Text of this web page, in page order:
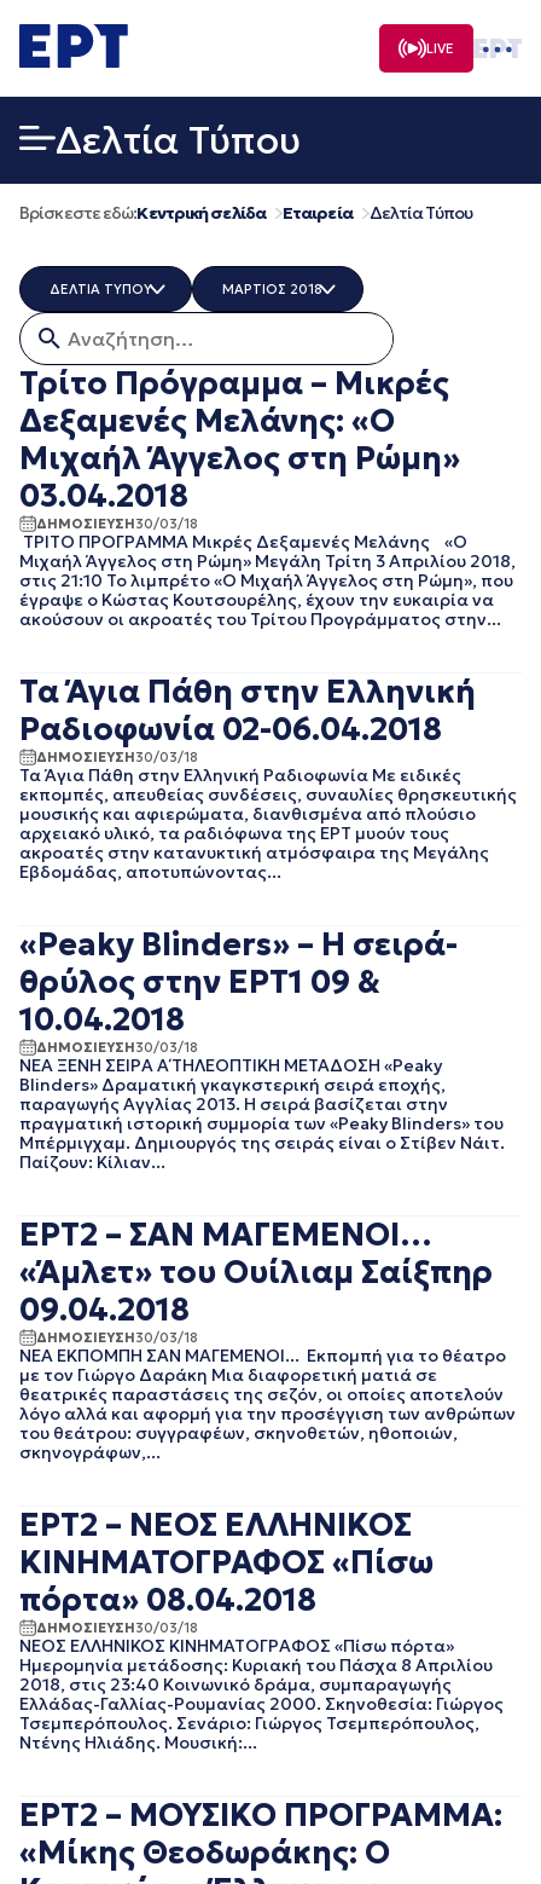
σε
περιεχόμενο
LIVE
Δελτία Τύπου
Βρίσκεστε εδώ:Κεντρική σελίδα Εταιρεία Δελτία Τύπου
ΔΕΛΤΙΑ ΤΥΠΟΥ
ERT COSMOS
ERTECHO
ERTFLIX
EUROVISION - EBU
EΡΤ1
EΡΤ2 ΣΠΟΡ
EΡΤ3
EΡΤNEWS
ΑΘΛΗΤΙΚΑ
ΓΕΝΙΚΗ
ΓΡΑΦΕΙΟ ΤΥΠΟΥ
ΕΡΤ
ΚΙΝΗΜΑΤΟΓΡΑΦΙΚΕΣ
ΠΟΛΙΤΙΣΜΟΣ
ΡΑΔΙΟΦΩΝΟ
ΤΗΛΕΟΡΑΣΗ
ΜΑΡΤΙΟΣ 2018
ΜΑΡΤΙΟΣ 2026
ΔΕΚΕΜΒΡΙΟΣ 2025
ΝΟΕΜΒΡΙΟΣ 2025
ΟΚΤΩΒΡΙΟΣ 2025
ΣΕΠΤΕΜΒΡΙΟΣ 2025
ΙΟΥΝΙΟΣ 2025
ΜΑΙΟΣ 2025
ΑΠΡΙΛΙΟΣ 2025
ΜΑΡΤΙΟΣ 2025
ΔΕΚΕΜΒΡΙΟΣ 2024
ΝΟΕΜΒΡΙΟΣ 2024
ΟΚΤΩΒΡΙΟΣ 2024
ΣΕΠΤΕΜΒΡΙΟΣ 2024
ΑΥΓΟΥΣΤΟΣ 2024
ΙΟΥΛΙΟΣ 2024
ΙΟΥΝΙΟΣ 2024
ΜΑΙΟΣ 2024
ΦΕΒΡΟΥΑΡΙΟΣ 2024
ΙΑΝΟΥΑΡΙΟΣ 2024
ΔΕΚΕΜΒΡΙΟΣ 2023
ΣΕΠΤΕΜΒΡΙΟΣ 2023
ΑΥΓΟΥΣΤΟΣ 2023
ΙΟΥΛΙΟΣ 2023
ΙΟΥΝΙΟΣ 2023
ΜΑΡΤΙΟΣ 2023
ΙΑΝΟΥΑΡΙΟΣ 2023
ΟΚΤΩΒΡΙΟΣ 2022
ΣΕΠΤΕΜΒΡΙΟΣ 2022
ΑΥΓΟΥΣΤΟΣ 2022
ΙΟΥΛΙΟΣ 2022
ΜΑΡΤΙΟΣ 2022
ΦΕΒΡΟΥΑΡΙΟΣ 2022
ΔΕΚΕΜΒΡΙΟΣ 2021
ΟΚΤΩΒΡΙΟΣ 2021
ΣΕΠΤΕΜΒΡΙΟΣ 2021
ΑΥΓΟΥΣΤΟΣ 2021
ΙΟΥΛΙΟΣ 2021
ΑΠΡΙΛΙΟΣ 2021
ΜΑΡΤΙΟΣ 2021
ΦΕΒΡΟΥΑΡΙΟΣ 2021
Αναζήτηση για:
Τρίτο Πρόγραμμα – Μικρές
Δεξαμενές Μελάνης: «Ο
Μιχαήλ Άγγελος στη Ρώμη»
03.04.2018
ΔΗΜΟΣΙΕΥΣΗ30/03/18
ΤΡΙΤΟ ΠΡΟΓΡΑΜΜΑ Μικρές Δεξαμενές Μελάνης «Ο
Μιχαήλ Άγγελος στη Ρώμη» Μεγάλη Τρίτη 3 Απριλίου 2018,
στις 21:10 Το λιμπρέτο «Ο Μιχαήλ Άγγελος στη Ρώμη», που
έγραψε ο Κώστας Κουτσουρέλης, έχουν την ευκαιρία να
ακούσουν οι ακροατές του Τρίτου Προγράμματος στην...
Τα Άγια Πάθη στην Ελληνική
Ραδιοφωνία 02-06.04.2018
ΔΗΜΟΣΙΕΥΣΗ30/03/18
Τα Άγια Πάθη στην Ελληνική Ραδιοφωνία Με ειδικές
εκπομπές, απευθείας συνδέσεις, συναυλίες θρησκευτικής
μουσικής και αφιερώματα, διανθισμένα από πλούσιο
αρχειακό υλικό, τα ραδιόφωνα της ΕΡΤ μυούν τους
ακροατές στην κατανυκτική ατμόσφαιρα της Μεγάλης
Εβδομάδας, αποτυπώνοντας...
«Peaky Blinders» – Η σειρά-
θρύλος στην ΕΡΤ1 09 &
10.04.2018
ΔΗΜΟΣΙΕΥΣΗ30/03/18
ΝΕΑ ΞΕΝΗ ΣΕΙΡΑ Α΄ ΤΗΛΕΟΠΤΙΚΗ ΜΕΤΑΔΟΣΗ «Peaky
Blinders» Δραματική γκαγκστερική σειρά εποχής,
παραγωγής Αγγλίας 2013. Η σειρά βασίζεται στην
πραγματική ιστορική συμμορία των «Peaky Blinders» του
Μπέρμιγχαμ. Δημιουργός της σειράς είναι ο Στίβεν Νάιτ.
Παίζουν: Κίλιαν...
ΕΡΤ2 – ΣΑΝ ΜΑΓΕΜΕΝΟΙ…
«Άμλετ» του Ουίλιαμ Σαίξπηρ
09.04.2018
ΔΗΜΟΣΙΕΥΣΗ30/03/18
ΝΕΑ ΕΚΠΟΜΠΗ ΣΑΝ ΜΑΓΕΜΕΝΟΙ... Εκπομπή για το θέατρο
με τον Γιώργο Δαράκη Μια διαφορετική ματιά σε
θεατρικές παραστάσεις της σεζόν, οι οποίες αποτελούν
λόγο αλλά και αφορμή για την προσέγγιση των ανθρώπων
του θεάτρου: συγγραφέων, σκηνοθετών, ηθοποιών,
σκηνογράφων,...
ΕΡΤ2 – ΝΕΟΣ ΕΛΛΗΝΙΚΟΣ
ΚΙΝΗΜΑΤΟΓΡΑΦΟΣ «Πίσω
πόρτα» 08.04.2018
ΔΗΜΟΣΙΕΥΣΗ30/03/18
ΝΕΟΣ ΕΛΛΗΝΙΚΟΣ ΚΙΝΗΜΑΤΟΓΡΑΦΟΣ «Πίσω πόρτα»
Ημερομηνία μετάδοσης: Κυριακή του Πάσχα 8 Απριλίου
2018, στις 23:40 Κοινωνικό δράμα, συμπαραγωγής
Ελλάδας-Γαλλίας-Ρουμανίας 2000. Σκηνοθεσία: Γιώργος
Τσεμπερόπουλος. Σενάριο: Γιώργος Τσεμπερόπουλος,
Ντένης Ηλιάδης. Μουσική:...
ΕΡΤ2 – ΜΟΥΣΙΚΟ ΠΡΟΓΡΑΜΜΑ:
«Μίκης Θεοδωράκης: Ο